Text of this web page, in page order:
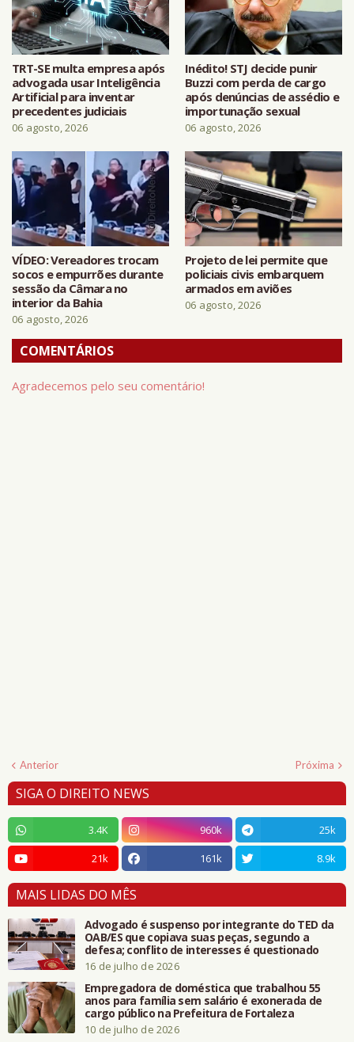
TRT-SE multa empresa após
advogada usar Inteligência
Artificial para inventar
precedentes judiciais
06 agosto, 2026
Inédito! STJ decide punir
Buzzi com perda de cargo
após denúncias de assédio e
importunação sexual
06 agosto, 2026
VÍDEO: Vereadores trocam
socos e empurrões durante
sessão da Câmara no
interior da Bahia
06 agosto, 2026
Projeto de lei permite que
policiais civis embarquem
armados em aviões
06 agosto, 2026
COMENTÁRIOS
Agradecemos pelo seu comentário!
Anterior Próxima
SIGA O DIREITO NEWS
3.4K 960k
25k
21k
161k 8.9k
MAIS LIDAS DO MÊS
Advogado é suspenso por integrante do TED da
OAB/ES que copiava suas peças, segundo a
defesa; conflito de interesses é questionado
16 de julho de 2026
Empregadora de doméstica que trabalhou 55
anos para família sem salário é exonerada de
cargo público na Prefeitura de Fortaleza
10 de julho de 2026